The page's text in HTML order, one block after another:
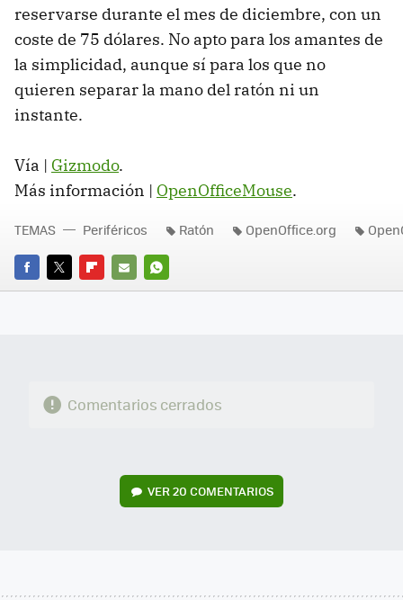
reservarse durante el mes de diciembre, con un
coste de 75 dólares. No apto para los amantes de
la simplicidad, aunque sí para los que no
quieren separar la mano del ratón ni un
instante.
Vía | Gizmodo.
Más información | OpenOfficeMouse.
FACEBOOK
TWITTERFLIPBOARD
E-
WHATSAPP
TEMAS Periféricos Ratón OpenOffice.org
Comentarios cerrados
VER20 COMENTARIOS